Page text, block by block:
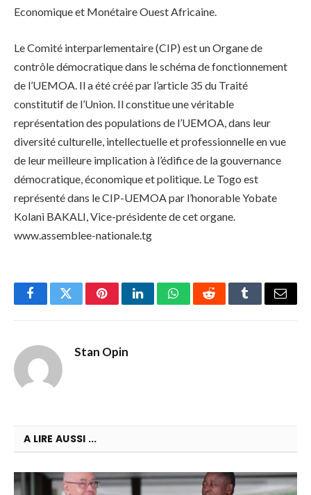
Economique et Monétaire Ouest Africaine.
Le Comité interparlementaire (CIP) est un Organe de
contrôle démocratique dans le schéma de fonctionnement
de l’UEMOA. Il a été créé par l’article 35 du Traité
constitutif de l’Union. Il constitue une véritable
représentation des populations de l’UEMOA, dans leur
diversité culturelle, intellectuelle et professionnelle en vue
de leur meilleure implication à l’édifice de la gouvernance
démocratique, économique et politique. Le Togo est
représenté dans le CIP-UEMOA par l’honorable Yobate
Kolani BAKALI, Vice-présidente de cet organe.
www.assemblee-nationale.tg
FacebookTwitterPinterestLinkedInWhatsAppRedditTumblrEmail
Stan Opin
A LIRE AUSSI ...